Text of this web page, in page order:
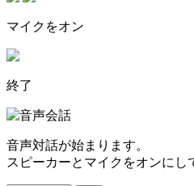
マイクをオン
終了
音声対話が始まります。
スピーカーとマイクをオンにし